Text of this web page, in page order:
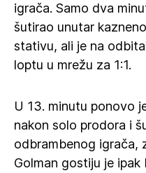
igrača. Samo dva
šutirao unutar
stativu, ali je na
loptu u mrežu za 1:1.
U 13. minutu ponovo
nakon solo prodora i
odbrambenog igrača,
Golman gostiju je